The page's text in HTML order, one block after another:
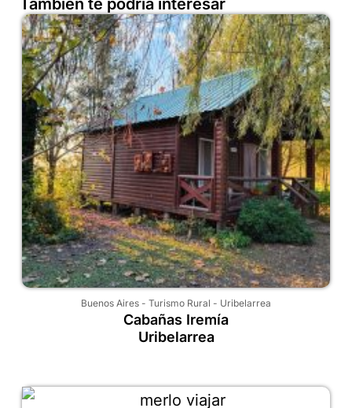
También te podría interesar
Buenos Aires - Turismo Rural - Uribelarrea
Cabañas Iremía
Uribelarrea